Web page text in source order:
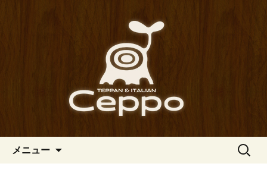
南船場・心斎橋のイタリアン
「Ceppo（チェッポ）」の公式
イタリアン「Ceppo（チェッポ）」。
さまざまなパスタや讃岐オリーブ牛の
ステーキのほか、バルメニューも豊富
にご用意。デートにも一人飲みのお客
様にもぴったりです。
メニュー
検